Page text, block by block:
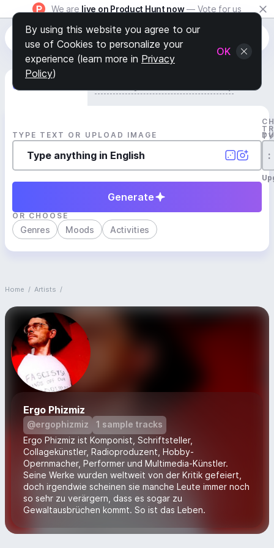
We are live on Product Hunt now — Vote for us
Generate Track
TYPE TEXT OR UPLOAD IMAGE
:
Generate
OR CHOOSE
Genres Moods Activities
Home / Artists /
Ergo Phizmiz
@ergophizmiz
1 sample tracks
Ergo Phizmiz ist Komponist, Schriftsteller,
Collagekünstler, Radioproduzent, Hobby-
Opernmacher, Performer und Multimedia-Künstler.
Seine Werke wurden weltweit von der Kritik gefeiert,
doch irgendwie scheinen sie manche Leute immer noch
so sehr zu verärgern, dass es sogar zu
Gewaltausbrüchen kommt. So ist das Leben.
By using this website you agree to our
use of Cookies to personalize your
experience (learn more in Privacy
Policy)
OK